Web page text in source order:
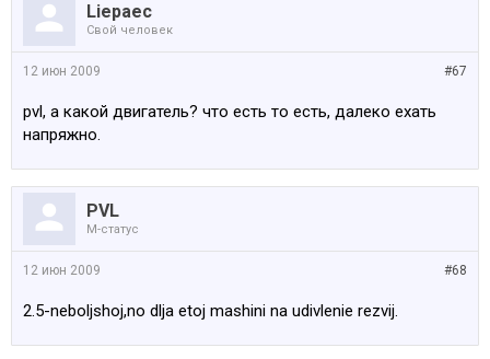
Liepaec
Свой человек
#67
12 июн 2009
pvl, а какой двигатель? что есть то есть, далеко ехать
напряжно.
PVL
M-статус
#68
12 июн 2009
2.5-neboljshoj,no dlja etoj mashini na udivlenie rezvij.